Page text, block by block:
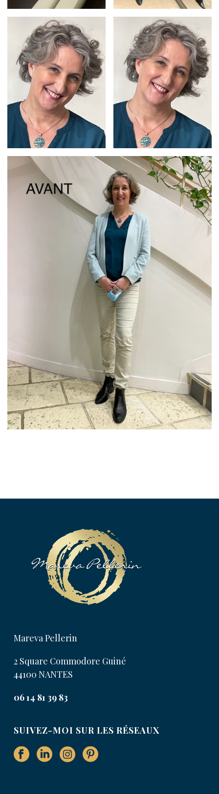
Mareva Pellerin
2 Square Commodore Guiné
44100 NANTES
06 14 81 39 83
SUIVEZ-MOI SUR LES RÉSEAUX